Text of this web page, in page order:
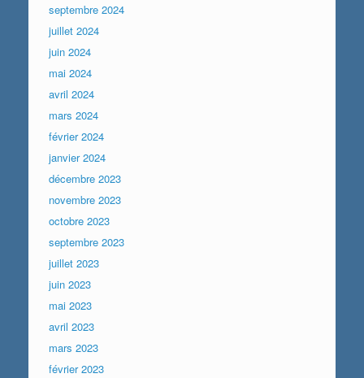
septembre 2024
juillet 2024
juin 2024
mai 2024
avril 2024
mars 2024
février 2024
janvier 2024
décembre 2023
novembre 2023
octobre 2023
septembre 2023
juillet 2023
juin 2023
mai 2023
avril 2023
mars 2023
février 2023